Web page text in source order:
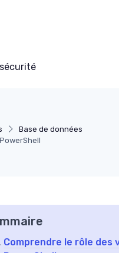
Base de données
Comprendre le rôle des